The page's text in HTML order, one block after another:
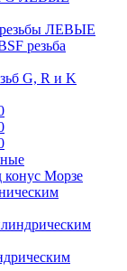
резьбы ЛЕВЫЕ
резьба
G, R и K
конус Морзе